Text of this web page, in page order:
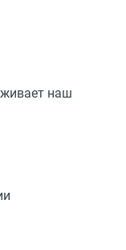
наш